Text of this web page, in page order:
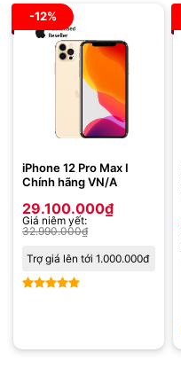
-12%
iPhone 12 Pro Max I
Chính hãng VN/A
29.100.000₫
Giá niêm yết:
32.990.000₫
Trợ giá lên tới 1.000.000đ